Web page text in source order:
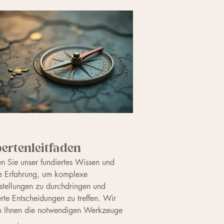
Sie unser fundiertes Wissen und
Erfahrung, um komplexe
zu durchdringen und
Entscheidungen zu treffen. Wir
Ihnen die notwendigen Werkzeuge